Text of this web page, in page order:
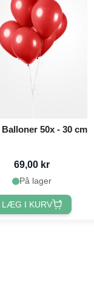
Balloner 50x - 30 cm
69,00 kr
På lager
LÆG I KURV